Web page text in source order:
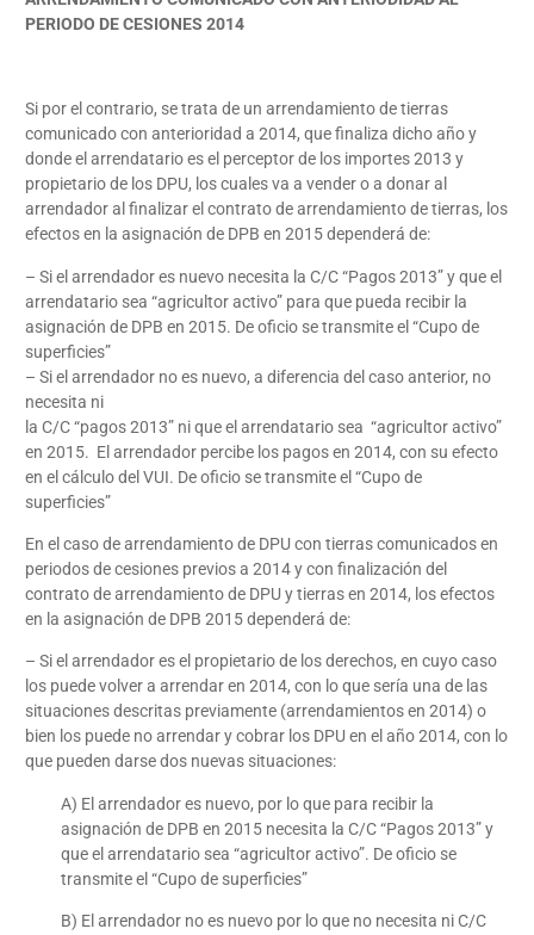
PERIODO DE CESIONES 2014
Si por el contrario, se trata de un arrendamiento de tierras
comunicado con anterioridad a 2014, que finaliza dicho año y
donde el arrendatario es el perceptor de los importes 2013 y
propietario de los DPU, los cuales va a vender o a donar al
arrendador al finalizar el contrato de arrendamiento de tierras, los
efectos en la asignación de DPB en 2015 dependerá de:
– Si el arrendador es nuevo necesita la C/C “Pagos 2013” y que el
arrendatario sea “agricultor activo” para que pueda recibir la
asignación de DPB en 2015. De oficio se transmite el “Cupo de
superficies”
– Si el arrendador no es nuevo, a diferencia del caso anterior, no
necesita ni
la C/C “pagos 2013” ni que el arrendatario sea “agricultor activo”
en 2015. El arrendador percibe los pagos en 2014, con su efecto
en el cálculo del VUI. De oficio se transmite el “Cupo de
superficies”
En el caso de arrendamiento de DPU con tierras comunicados en
periodos de cesiones previos a 2014 y con finalización del
contrato de arrendamiento de DPU y tierras en 2014, los efectos
en la asignación de DPB 2015 dependerá de:
– Si el arrendador es el propietario de los derechos, en cuyo caso
los puede volver a arrendar en 2014, con lo que sería una de las
situaciones descritas previamente (arrendamientos en 2014) o
bien los puede no arrendar y cobrar los DPU en el año 2014, con lo
que pueden darse dos nuevas situaciones:
A) El arrendador es nuevo, por lo que para recibir la
asignación de DPB en 2015 necesita la C/C “Pagos 2013” y
que el arrendatario sea “agricultor activo”. De oficio se
transmite el “Cupo de superficies”
B) El arrendador no es nuevo por lo que no necesita ni C/C